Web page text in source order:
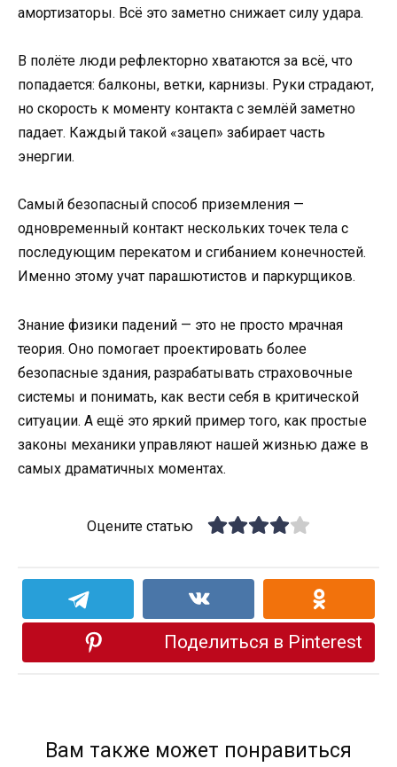
амортизаторы. Всё это заметно снижает силу удара.
В полёте люди рефлекторно хватаются за всё, что
попадается: балконы, ветки, карнизы. Руки страдают,
но скорость к моменту контакта с землёй заметно
падает. Каждый такой «зацеп» забирает часть
энергии.
Самый безопасный способ приземления —
одновременный контакт нескольких точек тела с
последующим перекатом и сгибанием конечностей.
Именно этому учат парашютистов и паркурщиков.
Знание физики падений — это не просто мрачная
теория. Оно помогает проектировать более
безопасные здания, разрабатывать страховочные
системы и понимать, как вести себя в критической
ситуации. А ещё это яркий пример того, как простые
законы механики управляют нашей жизнью даже в
самых драматичных моментах.
Оцените статью
Поделиться в Pinterest
Вам также может понравиться